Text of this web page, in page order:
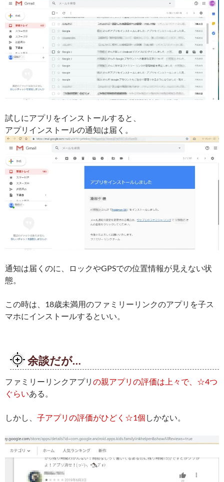
試しにアプリをインストールすると、
アプリインストールの通知は届く。
通知は届くのに、ロックやGPSでの位置情報が見えない状
態。
この時は、18歳未満用のファミリーリンクのアプリを子ス
マホにインストールするといい。
余談だが…
ファミリーリンクアプリ の親アプリの評価は上々で、☆4つ
ぐらいある。
しかし、 子アプリの評価がひどく☆1個 しかない。